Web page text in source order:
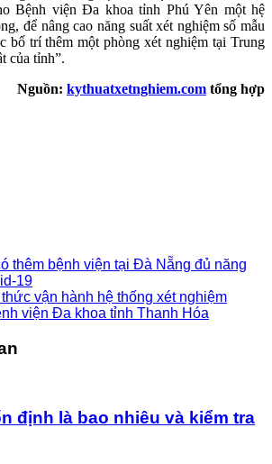
Bệnh viện Đa khoa tỉnh Phú Yên một hệ
để nâng cao năng suất xét nghiệm số mẫu
bố trí thêm một phòng xét nghiệm tại Trung
của tỉnh”.
Nguồn: kythuatxetnghiem.com tổng hợp
thêm bệnh viện tại Đà Nẵng đủ năng
19
vận hành hệ thống xét nghiệm
viện Đa khoa tỉnh Thanh Hóa
định là bao nhiêu và kiểm tra